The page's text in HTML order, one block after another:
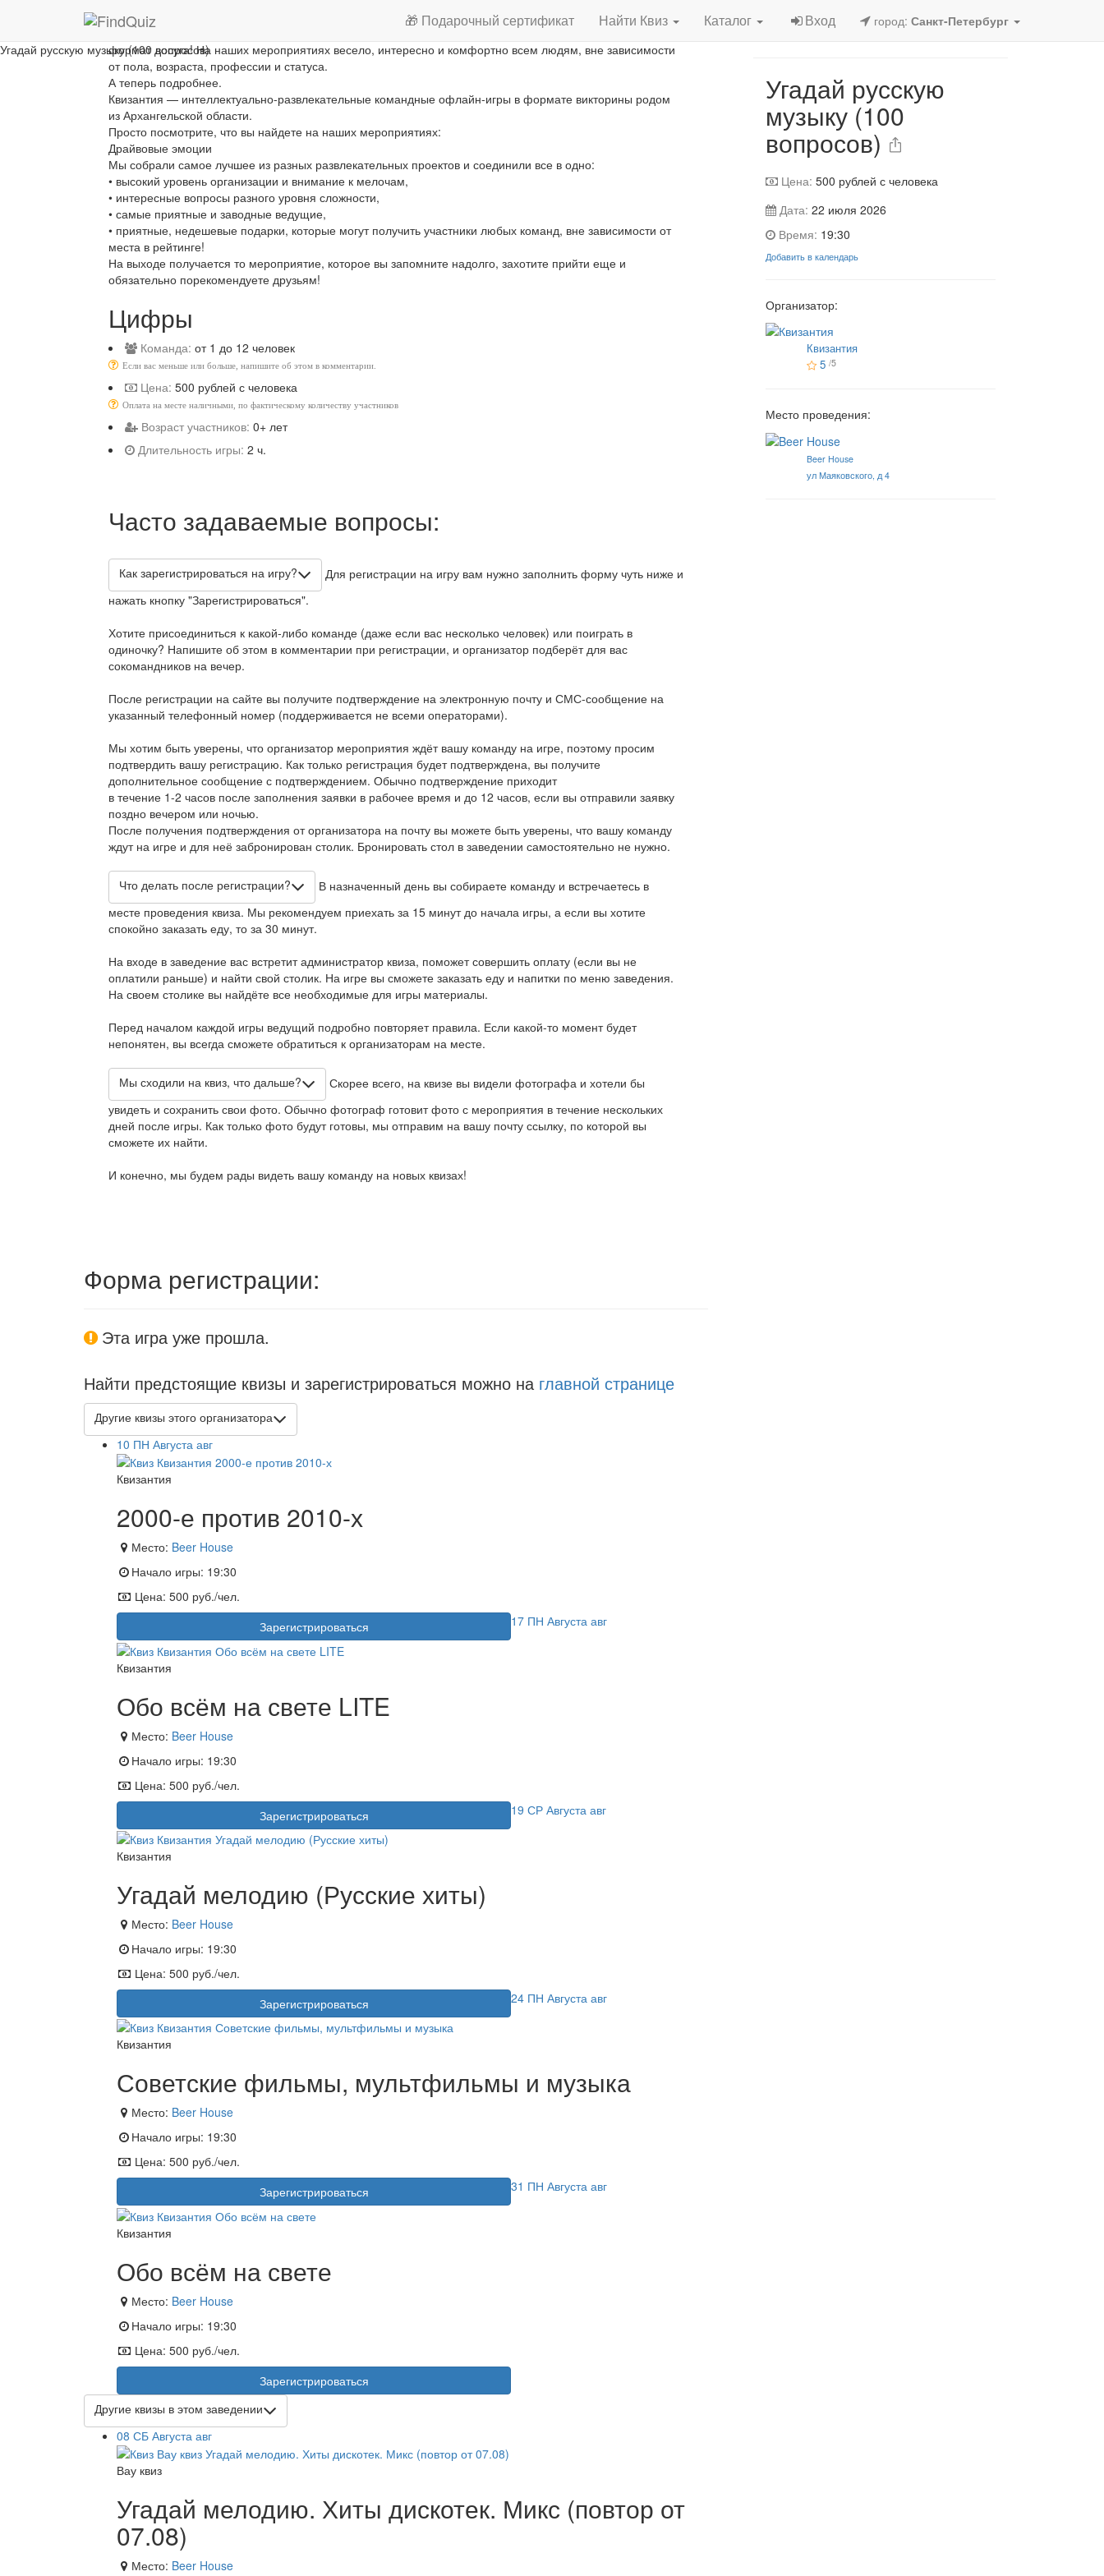
город: Санкт-Петербург
🎁 Подарочный сертификат Найти Квиз Каталог Вход
Угадай русскую музыку (100 вопросов)
Игра завершена
Угадай русскую
музыку (100
вопросов)
Цена: 500 рублей с человека
Дата: 22 июля 2026
Время: 19:30
Добавить в календарь
Организатор:
Квизантия
5 /5
Место проведения:
Beer House
ул Маяковского, д 4
Квизантия — это империя душевного отдыха для заядлых квизеров и тех, кто ищет для себя новый
формат досуга! На наших мероприятиях весело, интересно и комфортно всем людям, вне зависимости
от пола, возраста, профессии и статуса.
А теперь подробнее.
Квизантия — интеллектуально-развлекательные командные офлайн-игры в формате викторины родом
из Архангельской области.
Просто посмотрите, что вы найдете на наших мероприятиях:
Драйвовые эмоции
Мы собрали самое лучшее из разных развлекательных проектов и соединили все в одно:
• высокий уровень организации и внимание к мелочам,
• интересные вопросы разного уровня сложности,
• самые приятные и заводные ведущие,
• приятные, недешевые подарки, которые могут получить участники любых команд, вне зависимости от
места в рейтинге!
На выходе получается то мероприятие, которое вы запомните надолго, захотите прийти еще и
обязательно порекомендуете друзьям!
Цифры
Команда: от 1 до 12 человек
Если вас меньше или больше, напишите об этом в комментарии.
Цена: 500 рублей с человека
Оплата на месте наличными, по фактическому количеству участников
Возраст участников: 0+ лет
Длительность игры: 2 ч.
Часто задаваемые вопросы:
Как зарегистрироваться на игру?
Для регистрации на игру вам нужно заполнить форму чуть ниже и
нажать кнопку "Зарегистрироваться".
Хотите присоединиться к какой-либо команде (даже если вас несколько человек) или поиграть в
одиночку? Напишите об этом в комментарии при регистрации, и организатор подберёт для вас
сокомандников на вечер.
После регистрации на сайте вы получите подтверждение на электронную почту и СМС-сообщение на
указанный телефонный номер (поддерживается не всеми операторами).
Мы хотим быть уверены, что организатор мероприятия ждёт вашу команду на игре, поэтому просим
подтвердить вашу регистрацию. Как только регистрация будет подтверждена, вы получите
дополнительное сообщение с подтверждением. Обычно подтверждение приходит
в течение 1-2 часов после заполнения заявки в рабочее время и до 12 часов, если вы отправили заявку
поздно вечером или ночью.
После получения подтверждения от организатора на почту вы можете быть уверены, что вашу команду
ждут на игре и для неё забронирован столик. Бронировать стол в заведении самостоятельно не нужно.
Что делать после регистрации?
В назначенный день вы собираете команду и встречаетесь в
месте проведения квиза. Мы рекомендуем приехать за 15 минут до начала игры, а если вы хотите
спокойно заказать еду, то за 30 минут.
На входе в заведение вас встретит администратор квиза, поможет совершить оплату (если вы не
оплатили раньше) и найти свой столик. На игре вы сможете заказать еду и напитки по меню заведения.
На своем столике вы найдёте все необходимые для игры материалы.
Перед началом каждой игры ведущий подробно повторяет правила. Если какой-то момент будет
непонятен, вы всегда сможете обратиться к организаторам на месте.
Мы сходили на квиз, что дальше?
Скорее всего, на квизе вы видели фотографа и хотели бы
увидеть и сохранить свои фото. Обычно фотограф готовит фото с мероприятия в течение нескольких
дней после игры. Как только фото будут готовы, мы отправим на вашу почту ссылку, по которой вы
сможете их найти.
И конечно, мы будем рады видеть вашу команду на новых квизах!
Форма регистрации:
Эта игра уже прошла.
Найти предстоящие квизы и зарегистрироваться можно на главной странице
Другие квизы этого организатора
10 ПН Августа авг
Квизантия
2000-е против 2010-х
Место: Beer House
Начало игры: 19:30
Цена: 500 руб./чел.
Зарегистрироваться
17 ПН Августа авг
Квизантия
Обо всём на свете LITE
Место: Beer House
Начало игры: 19:30
Цена: 500 руб./чел.
Зарегистрироваться
19 СР Августа авг
Квизантия
Угадай мелодию (Русские хиты)
Место: Beer House
Начало игры: 19:30
Цена: 500 руб./чел.
Зарегистрироваться
24 ПН Августа авг
Квизантия
Советские фильмы, мультфильмы и музыка
Место: Beer House
Начало игры: 19:30
Цена: 500 руб./чел.
Зарегистрироваться
31 ПН Августа авг
Квизантия
Обо всём на свете
Место: Beer House
Начало игры: 19:30
Цена: 500 руб./чел.
Зарегистрироваться
Другие квизы в этом заведении
08 СБ Августа авг
Вау квиз
Угадай мелодию. Хиты дискотек. Микс (повтор от
07.08)
Место: Beer House